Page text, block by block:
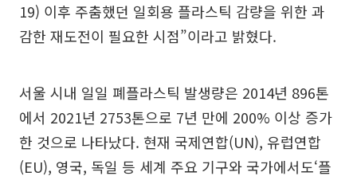
19) 이후 주춤했던 일회용 플라스틱 감량을 위한 과
감한 재도전이 필요한 시점”이라고 밝혔다.
서울 시내 일일 폐플라스틱 발생량은 2014년 896톤
에서 2021년 2753톤으로 7년 만에 200% 이상 증가
한 것으로 나타났다. 현재 국제연합(UN), 유럽연합
(EU), 영국, 독일 등 세계 주요 기구와 국가에서도‘플